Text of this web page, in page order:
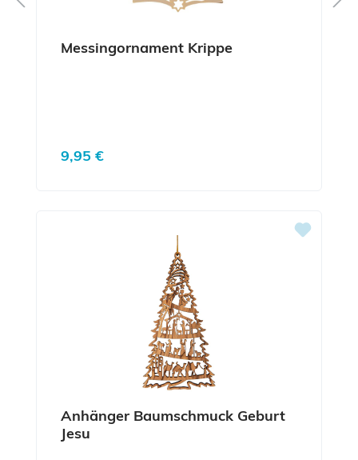
Messingornament Krippe
Regulärer Preis:
9,95 €
Anhänger Baumschmuck Geburt
Jesu